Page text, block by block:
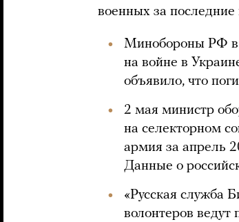
военных за
Минобороны РФ в
на войне в
объявило, что
2 мая министр
на селекторном
армия за апрель
Данные о
«Русская служба
волонтеров